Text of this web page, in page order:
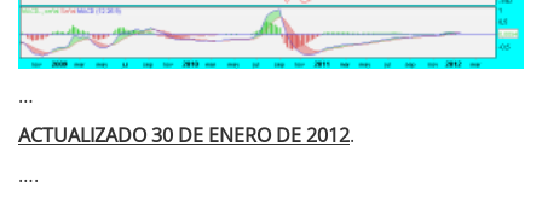
…
ACTUALIZADO 30 DE ENERO DE 2012.
….